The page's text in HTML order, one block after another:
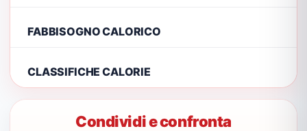
FABBISOGNO CALORICO
CLASSIFICHE CALORIE
Condividi e confronta